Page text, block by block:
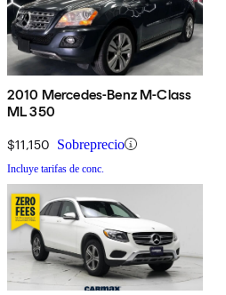
2010 Mercedes-Benz M-Class
ML 350
$11,150 Sobreprecio
Incluye tarifas de conc.